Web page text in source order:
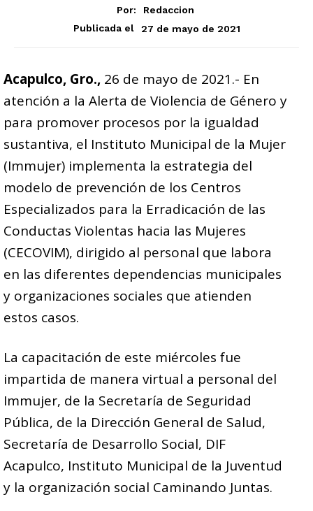
Por:
Redaccion
Publicada el
27 de mayo de 2021
Acapulco, Gro., 26 de mayo de 2021.- En
atención a la Alerta de Violencia de Género y
para promover procesos por la igualdad
sustantiva, el Instituto Municipal de la Mujer
(Immujer) implementa la estrategia del
modelo de prevención de los Centros
Especializados para la Erradicación de las
Conductas Violentas hacia las Mujeres
(CECOVIM), dirigido al personal que labora
en las diferentes dependencias municipales
y organizaciones sociales que atienden
estos casos.
La capacitación de este miércoles fue
impartida de manera virtual a personal del
Immujer, de la Secretaría de Seguridad
Pública, de la Dirección General de Salud,
Secretaría de Desarrollo Social, DIF
Acapulco, Instituto Municipal de la Juventud
y la organización social Caminando Juntas.